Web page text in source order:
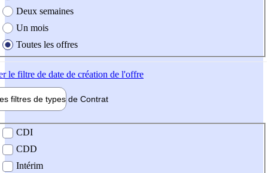
Deux semaines
Un mois
Toutes les offres
le filtre de date de création de l'offre
filtres de types de Contrat
contrat
CDI
CDD
Intérim